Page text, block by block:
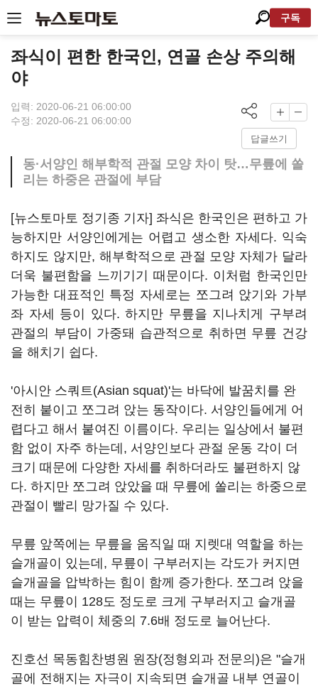
구독
좌식이 편한 한국인, 연골 손상 주의해
야
입력: 2020-06-21 06:00:00
수정: 2020-06-21 06:00:00
답글쓰기
동·서양인 해부학적 관절 모양 차이 탓…무릎에 쏠
리는 하중은 관절에 부담
[뉴스토마토 정기종 기자] 좌식은 한국인은 편하고 가
능하지만 서양인에게는 어렵고 생소한 자세다. 익숙
하지도 않지만, 해부학적으로 관절 모양 자체가 달라
더욱 불편함을 느끼기기 때문이다. 이처럼 한국인만
가능한 대표적인 특정 자세로는 쪼그려 앉기와 가부
좌 자세 등이 있다. 하지만 무릎을 지나치게 구부려
관절의 부담이 가중돼 습관적으로 취하면 무릎 건강
을 해치기 쉽다.
'아시안 스쿼트(Asian squat)'는 바닥에 발꿈치를 완
전히 붙이고 쪼그려 앉는 동작이다. 서양인들에게 어
렵다고 해서 붙여진 이름이다. 우리는 일상에서 불편
함 없이 자주 하는데, 서양인보다 관절 운동 각이 더
크기 때문에 다양한 자세를 취하더라도 불편하지 않
다. 하지만 쪼그려 앉았을 때 무릎에 쏠리는 하중으로
관절이 빨리 망가질 수 있다.
무릎 앞쪽에는 무릎을 움직일 때 지렛대 역할을 하는
슬개골이 있는데, 무릎이 구부러지는 각도가 커지면
슬개골을 압박하는 힘이 함께 증가한다. 쪼그려 앉을
때는 무릎이 128도 정도로 크게 구부러지고 슬개골
이 받는 압력이 체중의 7.6배 정도로 늘어난다.
진호선 목동힘찬병원 원장(정형외과 전문의)은 "슬개
골에 전해지는 자극이 지속되면 슬개골 내부 연골이